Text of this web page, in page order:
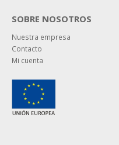
SOBRE NOSOTROS
Nuestra empresa
Contacto
Mi cuenta